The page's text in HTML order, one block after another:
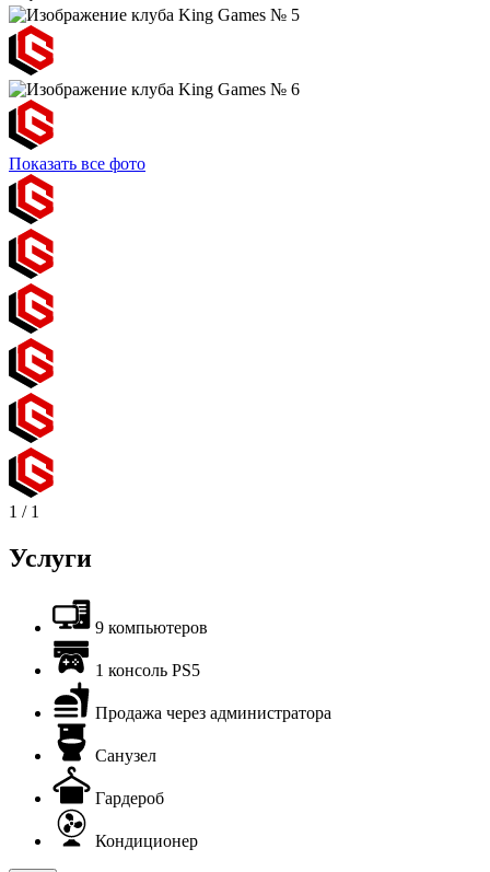
Показать все фото
1 / 1
Услуги
9 компьютеров
1 консоль PS5
Продажа через администратора
Санузел
Гардероб
Кондиционер